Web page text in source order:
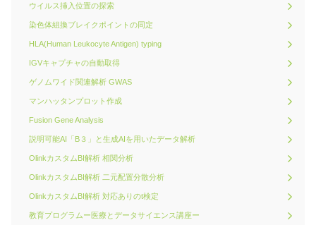
ウイルス挿入位置の探索
染色体組換ブレイクポイントの同定
HLA(Human Leukocyte Antigen) typing
IGVキャプチャの自動取得
ゲノムワイド関連解析 GWAS
マンハッタンプロット作成
Fusion Gene Analysis
説明可能AI「B３」と生成AIを用いたデータ解析
OlinkカスタムBI解析 相関分析
OlinkカスタムBI解析 二元配置分散分析
OlinkカスタムBI解析 対応ありのt検定
教育プログラムー医療とデータサイエンス講座ー